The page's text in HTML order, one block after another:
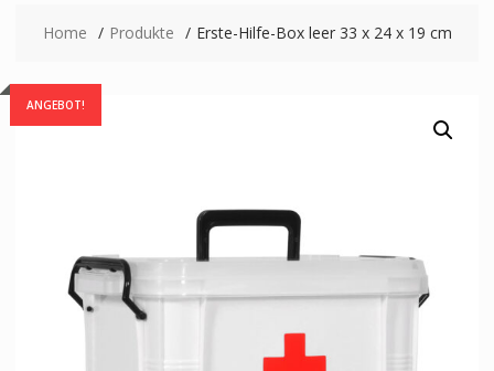
Home Produkte Erste-Hilfe-Box leer 33 x 24 x 19 cm
ANGEBOT!